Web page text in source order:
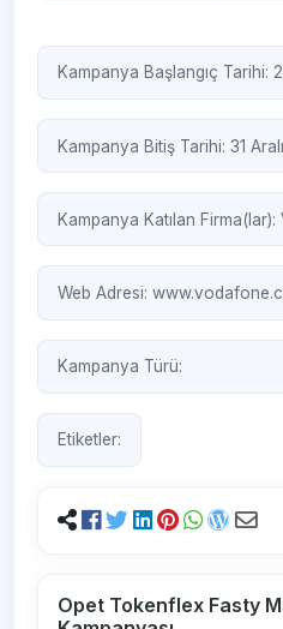
Kampanya Başlangıç Tarihi:
Kampanya Bitiş Tarihi: 31
Kampanya Katılan Firma(lar):
Web Adresi:
Kampanya Türü:
Etiketler:
Opet Tokenflex Fasty